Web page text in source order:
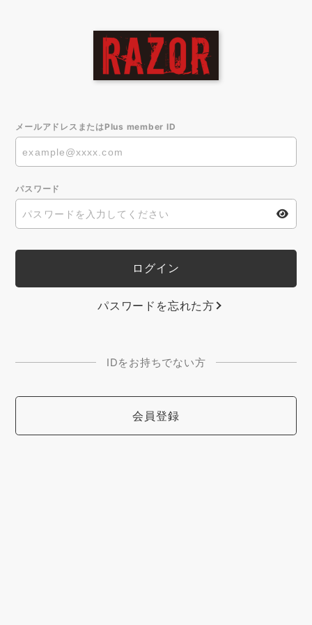
メールアドレスまたはPlus member ID
パスワード
パスワードを忘れた方
IDをお持ちでない方
会員登録